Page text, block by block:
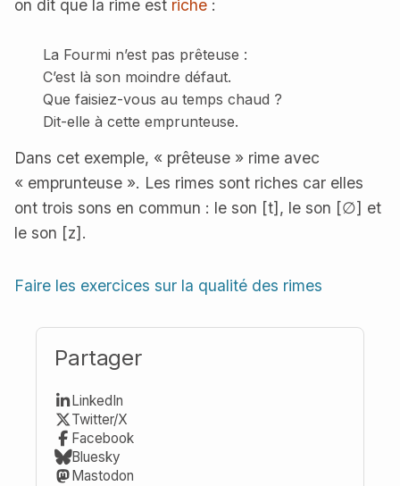
on dit que la rime est riche :
La Fourmi n’est pas prêteuse :
C’est là son moindre défaut.
Que faisiez-vous au temps chaud ?
Dit-elle à cette emprunteuse.
Dans cet exemple, « prêteuse » rime avec
« emprunteuse ». Les rimes sont riches car elles
ont trois sons en commun : le son [t], le son [∅] et
le son [z].
Faire les exercices sur la qualité des rimes
Partager
LinkedIn
Twitter/X
Facebook
Bluesky
Mastodon